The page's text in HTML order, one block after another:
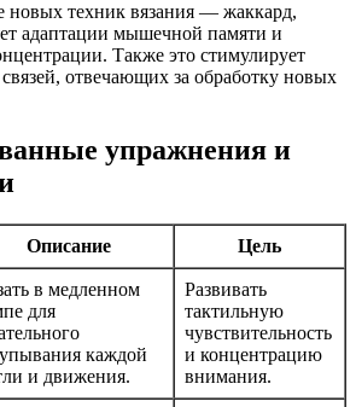
новых техник вязания — жаккард,
адаптации мышечной памяти и
Также это стимулирует
отвечающих за обработку новых
упражнения и
Описание Цель
в медленном
для
каждой
и движения.
Развивать
тактильную
чувствительность
и концентрацию
внимания.